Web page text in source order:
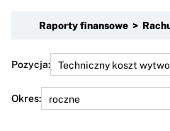
Raporty finansowe >
Pozycja:
Okres: